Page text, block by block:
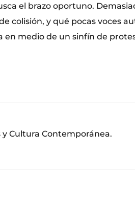
el brazo oportuno.
colisión, y qué pocas voces
en medio de un sinfín de
y Cultura Contemporánea.